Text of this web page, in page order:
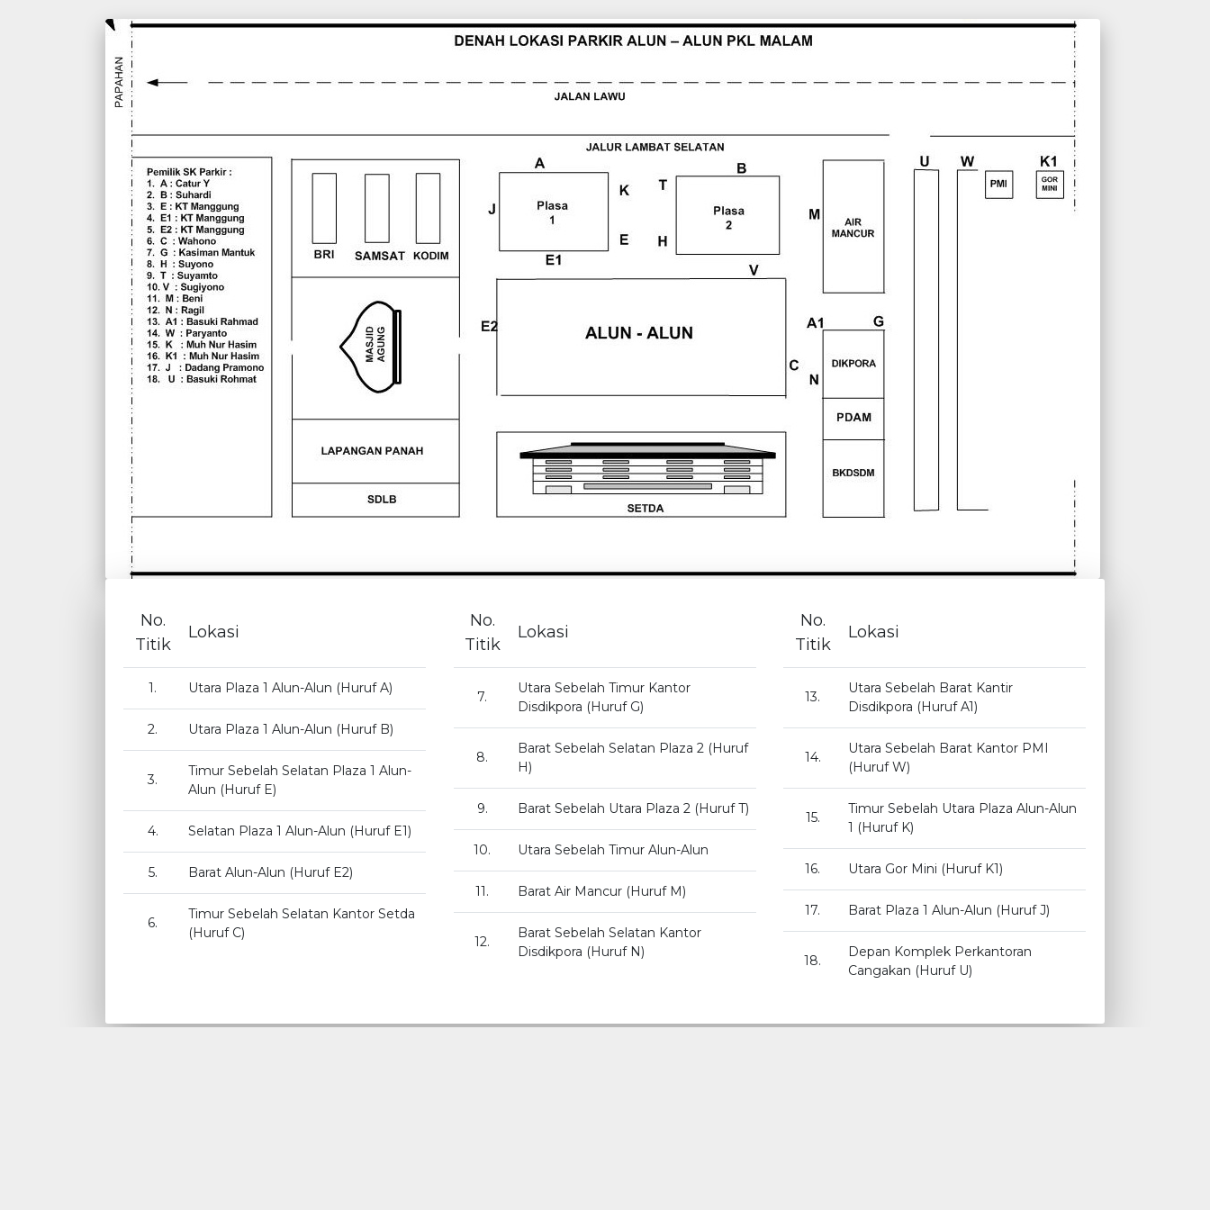
No.
Titik
Lokasi
1. Utara Plaza 1 Alun-Alun (Huruf A)
2. Utara Plaza 1 Alun-Alun (Huruf B)
3.
Timur Sebelah Selatan Plaza 1 Alun-
Alun (Huruf E)
4. Selatan Plaza 1 Alun-Alun (Huruf E1)
5. Barat Alun-Alun (Huruf E2)
6.
Timur Sebelah Selatan Kantor Setda
(Huruf C)
No.
Titik
Lokasi
7.
Utara Sebelah Timur Kantor
Disdikpora (Huruf G)
8.
Barat Sebelah Selatan Plaza 2 (Huruf
H)
9. Barat Sebelah Utara Plaza 2 (Huruf T)
10. Utara Sebelah Timur Alun-Alun
11. Barat Air Mancur (Huruf M)
12.
Barat Sebelah Selatan Kantor
Disdikpora (Huruf N)
No.
Titik
Lokasi
13.
Utara Sebelah Barat Kantir
Disdikpora (Huruf A1)
14.
Utara Sebelah Barat Kantor PMI
(Huruf W)
15.
Timur Sebelah Utara Plaza Alun-Alun
1 (Huruf K)
16. Utara Gor Mini (Huruf K1)
17. Barat Plaza 1 Alun-Alun (Huruf J)
18.
Depan Komplek Perkantoran
Cangakan (Huruf U)